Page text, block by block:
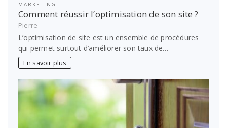
MARKETING
Comment réussir l’optimisation de son site ?
Pierre
L’optimisation de site est un ensemble de procédures
qui permet surtout d’améliorer son taux de…
En savoir plus